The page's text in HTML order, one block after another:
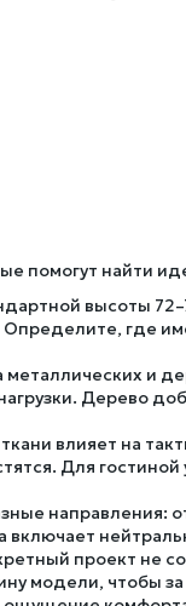
помогут найти
высоты
где
металлических и
Дерево
влияет на
Для гостиной
направления:
включает
проект не
модели, чтобы